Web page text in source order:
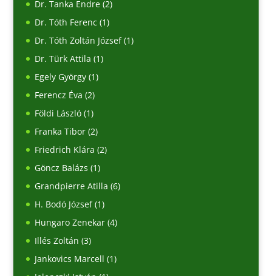
Dr. Tanka Endre(2)
Dr. Tóth Ferenc (1)
Dr. Tóth Zoltán József(1)
Dr. Türk Attila (1)
Egely György(1)
Ferencz Éva (2)
Földi László(1)
Franka Tibor(2)
Friedrich Klára (2)
Göncz Balázs (1)
Grandpierre Atilla (6)
H. Bodó József(1)
Hungaro Zenekar(4)
Illés Zoltán (3)
Jankovics Marcell (1)